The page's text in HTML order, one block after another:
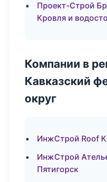
Проект-Строй
Кровля и
Компании в
Кавказский
округ
ИнжСтрой Roof
ИнжСтрой
Пятигорск